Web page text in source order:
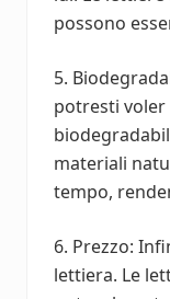
possono
5.
potresti
materiali
tempo,
6. Prezzo:
lettiera. Le